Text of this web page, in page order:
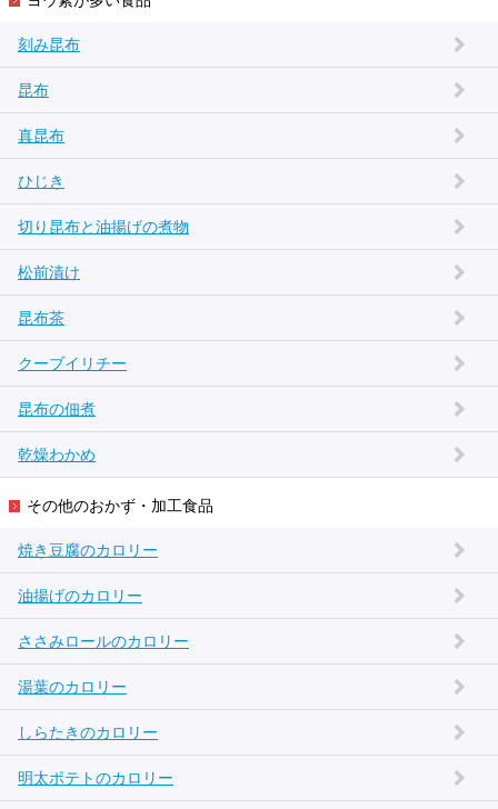
刻み昆布
昆布
真昆布
ひじき
切り昆布と油揚げの煮物
松前漬け
昆布茶
クーブイリチー
昆布の佃煮
乾燥わかめ
その他のおかず・加工食品
焼き豆腐のカロリー
油揚げのカロリー
ささみロールのカロリー
湯葉のカロリー
しらたきのカロリー
明太ポテトのカロリー